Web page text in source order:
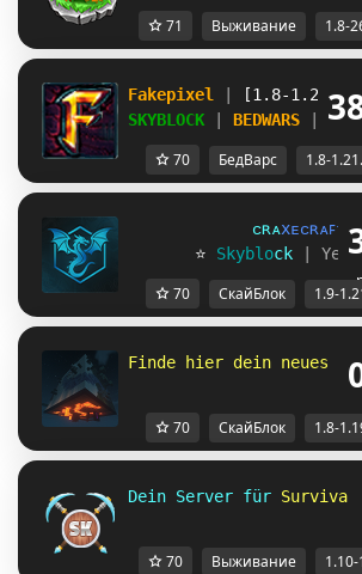
71 Выживание 1.8-
Fakepixel [1.8-
SKYBLOCK
BEDWARS
70 БедВарс 1.8-
ᴄʀᴀxᴇᴄʀᴀꜰᴛ
⭐ Skybl ock |
70 СкайБлок 1.9-
Finde hier dein neues
70 СкайБлок 1.8-
Dein Server für Survival
70 Выживание 1.10-